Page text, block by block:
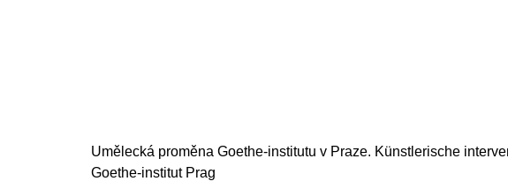
Umělecká proměna Goethe-institutu v Praze. Künstlerische
Goethe-institut Prag